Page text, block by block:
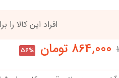
افراد‌ این کالا را
864,000 تومان 56%